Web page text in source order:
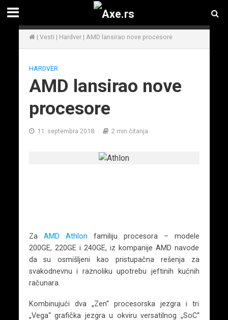
| Vesti | Hardver| AMD lansirao nove procesore
HARDVER
AMD lansirao nove
procesore
11. septembra 2018. 2 min čitanja
Za AMD Athlon familiju procesora – modele
200GE, 220GE i 240GE, iz kompanije AMD navode
da su osmišljeni kao pristupačna rešenja za
svakodnevnu i raznoliku upotrebu jeftinih kućnih
računara.
Kombinujući dva „Zen“ procesorska jezgra i tri
„Vega“ grafička jezgra u okviru versatilnog „SoC“